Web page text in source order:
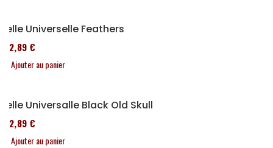
Selle Universelle Feathers
152,89 €
Ajouter au panier
Selle Universalle Black Old Skull
152,89 €
Ajouter au panier